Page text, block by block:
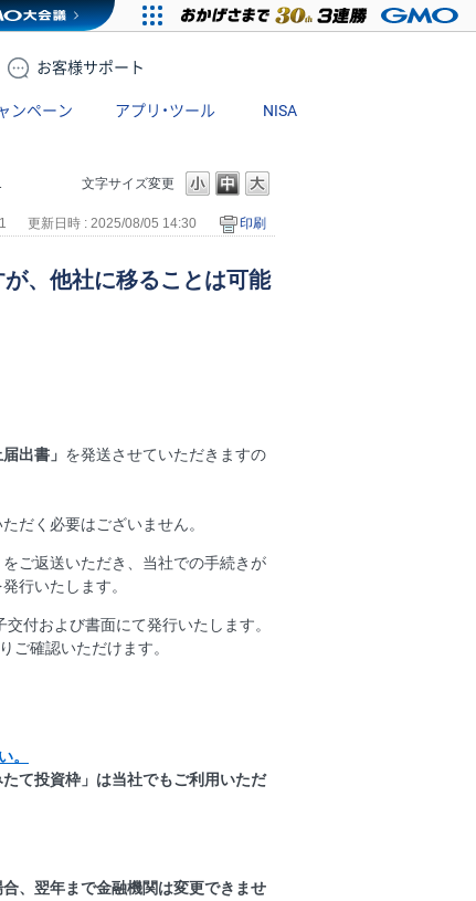
お客様サポート
ンペーン アプリ・ツール NISA
文字サイズ変更
更新日時 : 2025/08/05 14:30 印刷
、他社に移ることは可能
出書」 を発送させていただきますの
だく必要はございません。
をご返送いただき、当社での手続きが
発行いたします。
付および書面にて発行いたします。
ご確認いただけます。
。
て投資枠」は当社でもご利用いただ
、翌年まで金融機関は変更できませ